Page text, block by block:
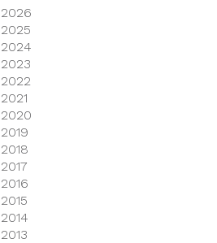
2026
2025
2024
2023
2022
2021
2020
2019
2018
2017
2016
2015
2014
2013